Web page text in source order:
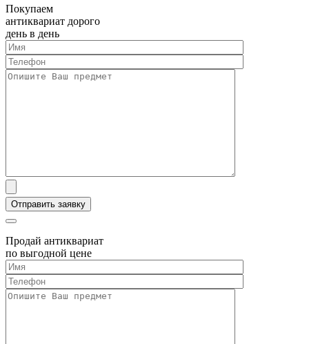
Покупаем
антиквариат дорого
день в день
Продай антиквариат
по выгодной цене